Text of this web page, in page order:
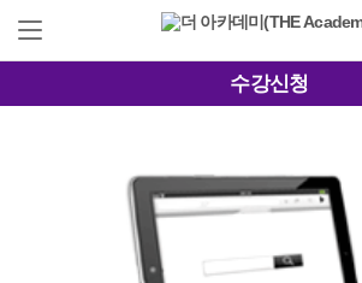
수강신청